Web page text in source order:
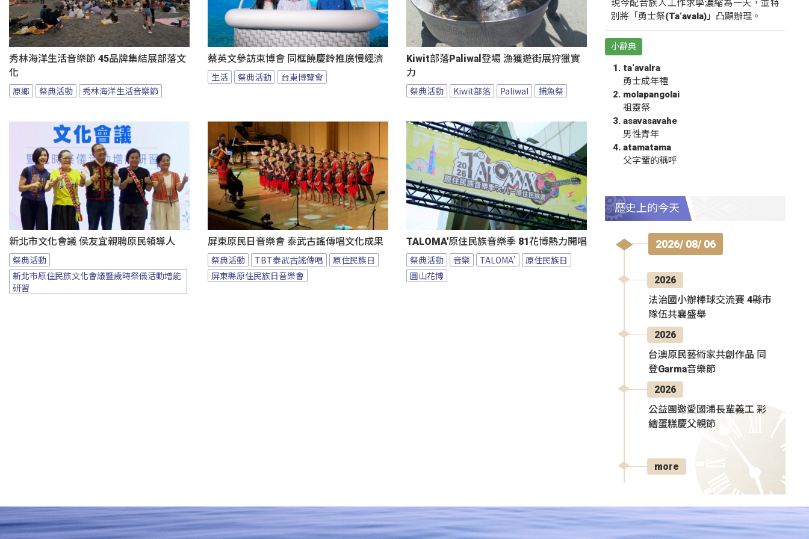
秀林海洋生活音樂節 45品牌集結展部落文
化
原鄉 祭典活動 秀林海洋生活音樂節
蔡英文參訪東博會 同框饒慶鈴推廣慢經濟
生活 祭典活動 台東博覽會
Kiwit部落Paliwal登場 漁獲遊街展狩獵實
力
祭典活動 Kiwit部落 Paliwal 捕魚祭
新北市文化會議 侯友宜親聘原民領導人
祭典活動
新北市原住民族文化會議暨歲時祭儀活動增能
研習
屏東原民日音樂會 泰武古謠傳唱文化成果
祭典活動 TBT泰武古謠傳唱
原住民族日
屏東縣原住民族日音樂會
TALOMA'原住民族音樂季 81花博熱力開唱
祭典活動 音樂 TALOMA'
原住民族日
圓山花博
現今配合族人工作求學濃縮為一天，並特
別將「勇士祭(Ta‘avala)」凸顯辦理。
小辭典
ta‘avalra
勇士成年禮
molapangolai
祖靈祭
asavasavahe
男性青年
atamatama
父字輩的稱呼
歷史上的今天
2026/ 08/ 06
2026
法治國小辦棒球交流賽 4縣市
隊伍共襄盛舉
2026
台澳原民藝術家共創作品 同
登Garma音樂節
2026
公益團邀愛國浦長輩義工 彩
繪蛋糕慶父親節
more